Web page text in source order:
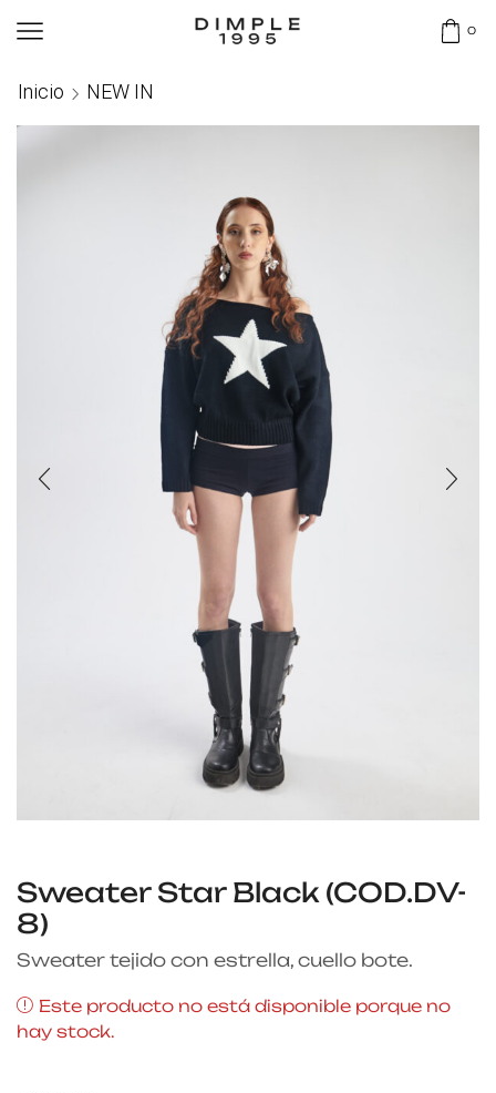
0
Inicio NEW IN
Sweater Star Black (COD.DV-
8)
Sweater tejido con estrella, cuello bote.
Este producto no está disponible porque no
hay stock.